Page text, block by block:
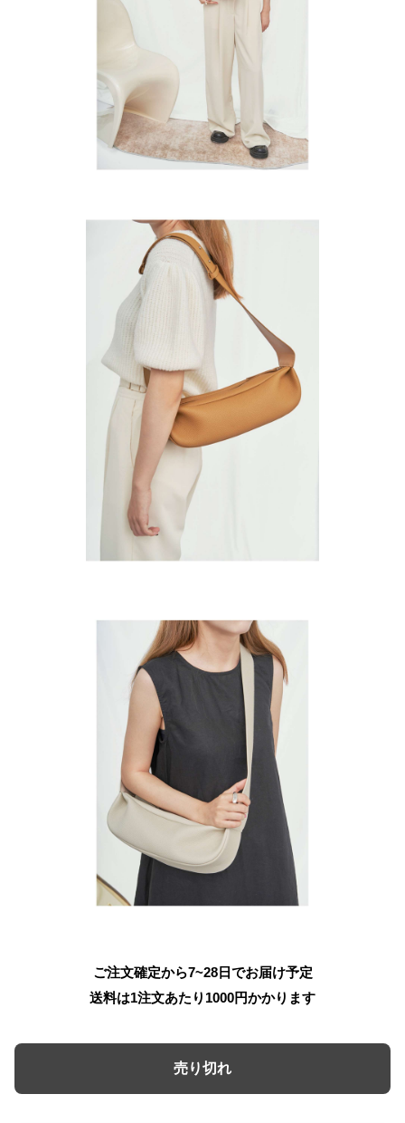
ご注文確定から7~28日でお届け予定
送料は1注文あたり 1000円かかります
売り切れ